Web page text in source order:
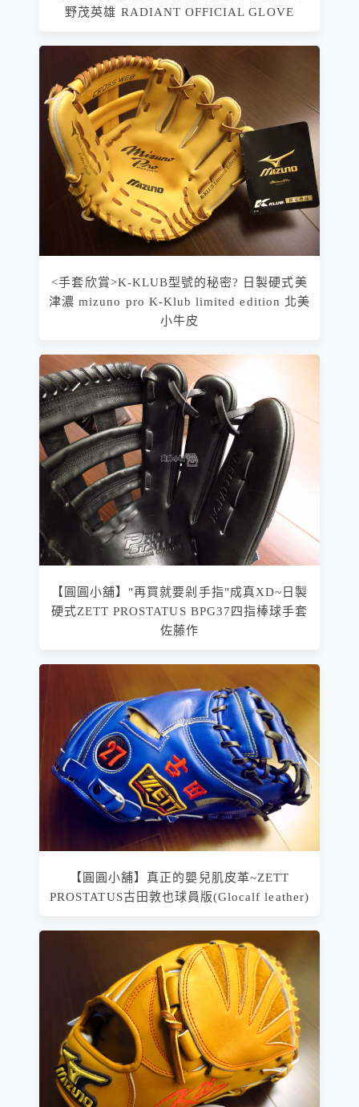
野茂英雄 RADIANT OFFICIAL GLOVE
<手套欣賞>K-KLUB型號的秘密? 日製硬式美
津濃 mizuno pro K-Klub limited edition 北美
小牛皮
【圓圓小舖】"再買就要剁手指"成真XD~日製
硬式ZETT PROSTATUS BPG37四指棒球手套
佐藤作
【圓圓小舖】真正的嬰兒肌皮革~ZETT
PROSTATUS古田敦也球員版(Glocalf leather)